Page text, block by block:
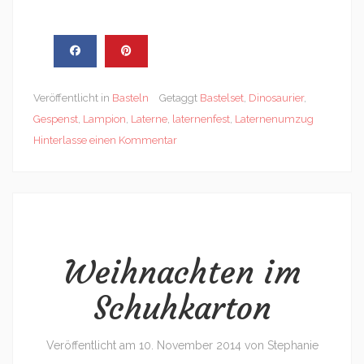
Veröffentlicht in Basteln Getaggt Bastelset, Dinosaurier,
Gespenst, Lampion, Laterne, laternenfest, Laternenumzug
Hinterlasse einen Kommentar
Weihnachten im
Schuhkarton
Veröffentlicht am 10. November 2014 von Stephanie